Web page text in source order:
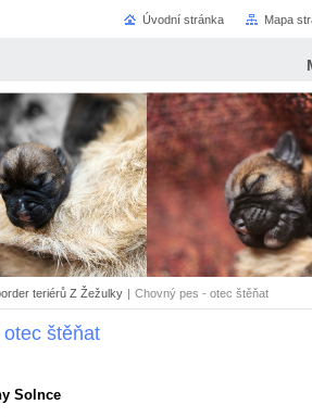
teriérů Z Žežulky | Chovný pes - otec štěňat
štěňat
Solnce
Úvodní stránka Mapa